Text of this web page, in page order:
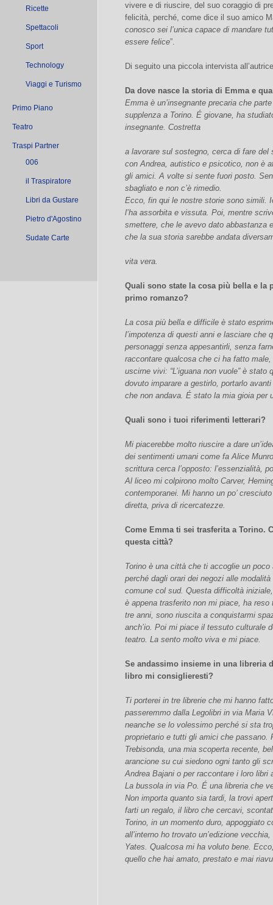
Ricette
Spettacoli
Sport
Technology
Viaggi e Turismo
Primo Piano
Teatro
Traspi Partner
006
il Traspiratore
Libri da Gustare
Pietro d'Agostino
Sudate Carte
vivere e di riuscire, del suo coraggio di
felicità, perché, come dice il suo amico
conosco sei l’unica capace di mandare
essere felice”.
Di seguito una piccola intervista
Da dove nasce la storia di Emma e
Emma è un’insegnante precaria che
supplenza a Torino. É giovane, ha
insegnante. Costretta
a lavorare sul sostegno, cerca di fare
con Andrea, autistico e psicotico, non è
gli amici. A volte si sente fuori posto.
sbagliato e non c’è rimedio.
Ecco, fin qui le nostre storie sono simili.
l’ha assorbita e vissuta. Poi, mentre
smettere, che le avevo dato abbastanza
che la sua storia sarebbe andata
vita vera.
Quali sono state la cosa più bella e
primo romanzo?
La cosa più bella e difficile è stato
l’impotenza di questi anni e lasciare che
personaggi senza appesantirli, senza
raccontare qualcosa che ci ha fatto
uscirne vivi: “L’iguana non vuole” è
dovuto imparare a gestirlo, portarlo
che non andava. É stato la mia gioia per
Quali sono i tuoi riferimenti letterari?
Mi piacerebbe molto riuscire a dare
dei sentimenti umani come fa Alice
scrittura cerca l’opposto: l’essenzialità,
Al liceo mi colpirono molto Carver,
contemporanei. Mi hanno un po’
diretta, priva di ricercatezze.
Come Emma ti sei trasferita a Torino.
questa città?
Torino è una città che ti accoglie un
perché dagli orari dei negozi alle
comune col sud. Questa difficoltà
è appena trasferito non mi piace, ha
tre anni, sono riuscita a conquistarmi
anch’io. Poi mi piace il tessuto culturale
teatro. La sento molto viva e mi piace.
Se andassimo insieme in una libreria
libro mi consiglieresti?
Ti porterei in tre librerie che mi hanno
passeremmo dalla Legolibri in via Maria
neanche se lo volessimo perché si sta
proprietario e tutti gli amici che passano.
Trebisonda, una mia scoperta recente,
arancione su cui siedono ogni tanto gli
Andrea Bajani o per raccontare i loro
La bussola in via Po. É una libreria che
Non importa quanto sia tardi, la trovi
farti un regalo, il libro che cercavi,
Torino, in un momento duro, appoggiato
all’interno ho trovato un’edizione
Yates. Qualcosa mi ha voluto bene.
quello che hai amato, prestato e mai